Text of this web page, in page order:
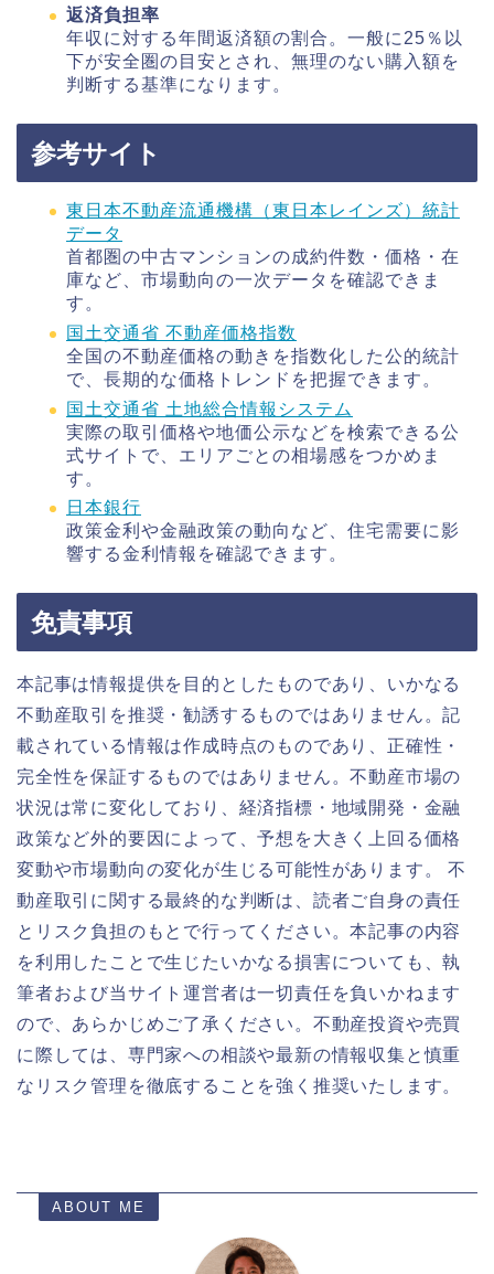
返済負担率
年収に対する年間返済額の割合。一般に25％以
下が安全圏の目安とされ、無理のない購入額を
判断する基準になります。
参考サイト
東日本不動産流通機構（東日本レインズ）統計
データ
首都圏の中古マンションの成約件数・価格・在
庫など、市場動向の一次データを確認できま
す。
国土交通省 不動産価格指数
全国の不動産価格の動きを指数化した公的統計
で、長期的な価格トレンドを把握できます。
国土交通省 土地総合情報システム
実際の取引価格や地価公示などを検索できる公
式サイトで、エリアごとの相場感をつかめま
す。
日本銀行
政策金利や金融政策の動向など、住宅需要に影
響する金利情報を確認できます。
免責事項
本記事は情報提供を目的としたものであり、いかなる
不動産取引を推奨・勧誘するものではありません。記
載されている情報は作成時点のものであり、正確性・
完全性を保証するものではありません。不動産市場の
状況は常に変化しており、経済指標・地域開発・金融
政策など外的要因によって、予想を大きく上回る価格
変動や市場動向の変化が生じる可能性があります。 不
動産取引に関する最終的な判断は、読者ご自身の責任
とリスク負担のもとで行ってください。本記事の内容
を利用したことで生じたいかなる損害についても、執
筆者および当サイト運営者は一切責任を負いかねます
ので、あらかじめご了承ください。不動産投資や売買
に際しては、専門家への相談や最新の情報収集と慎重
なリスク管理を徹底することを強く推奨いたします。
ABOUT ME